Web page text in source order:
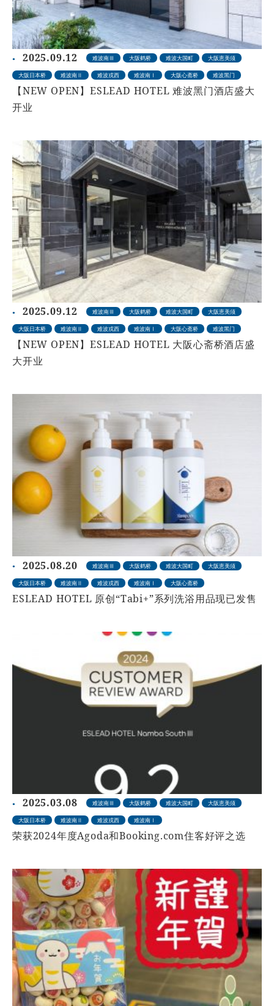
2025.09.12 难波南Ⅲ 大阪鹤桥 难波大国町 大阪恵美须
大阪日本桥 难波南Ⅱ 难波戎西 难波南Ⅰ 大阪心斋桥 难波黑门
【NEW OPEN】ESLEAD HOTEL 难波黑门酒店盛大
开业
2025.09.12 难波南Ⅲ 大阪鹤桥 难波大国町 大阪恵美须
大阪日本桥 难波南Ⅱ 难波戎西 难波南Ⅰ 大阪心斋桥 难波黑门
【NEW OPEN】ESLEAD HOTEL 大阪心斋桥酒店盛
大开业
2025.08.20 难波南Ⅲ 大阪鹤桥 难波大国町 大阪恵美须
大阪日本桥 难波南Ⅱ 难波戎西 难波南Ⅰ 大阪心斋桥
ESLEAD HOTEL 原创“Tabi+”系列洗浴用品现已发售
2025.03.08 难波南Ⅲ 大阪鹤桥 难波大国町 大阪恵美须
大阪日本桥 难波南Ⅱ 难波戎西 难波南Ⅰ
荣获2024年度Agoda和Booking.com住客好评之选